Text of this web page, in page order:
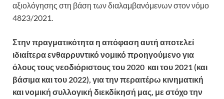
αξιολόγησης στη βάση των διαλαμβανόμενων στον νόμο
4823/2021.
Στην πραγματικότητα η απόφαση αυτή αποτελεί
ιδιαίτερα ενθαρρυντικό νομικό προηγούμενο για
όλους τους νεοδιόριστους του 2020 και του 2021 (και
βάσιμα και του 2022), για την περαιτέρω κινηματική
και νομική συλλογική διεκδίκησή μας, με στόχο την